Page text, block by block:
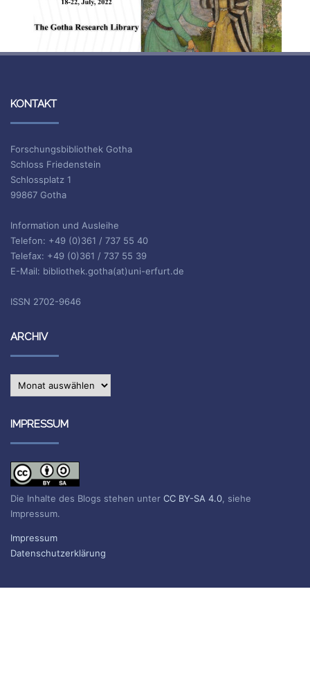
KONTAKT
Forschungsbibliothek Gotha
Schloss Friedenstein
Schlossplatz 1
99867 Gotha
Information und Ausleihe
Telefon: +49 (0)361 / 737 55 40
Telefax: +49 (0)361 / 737 55 39
E-Mail: bibliothek.gotha(at)uni-erfurt.de
ISSN 2702-9646
ARCHIV
Archiv
IMPRESSUM
Die Inhalte des Blogs stehen unter CC BY-SA 4.0 , siehe
Impressum.
Impressum
Datenschutzerklärung